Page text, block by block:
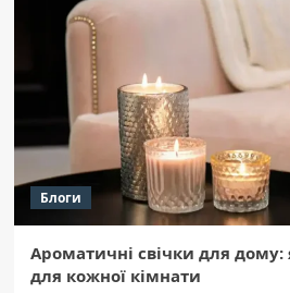
Блоги
Ароматичні свічки для дому:
для кожної кімнати